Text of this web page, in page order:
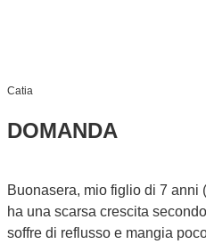
Catia
DOMANDA
Buonasera, mio figlio di 7 anni
ha una scarsa crescita
soffre di reflusso e mangia